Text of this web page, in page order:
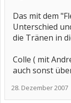
Das mit dem
Unterschied
die Tränen in
Colle ( mit
auch sonst
28. Dezember 2007